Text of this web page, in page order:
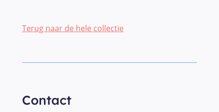
Terug naar de hele collectie
Contact